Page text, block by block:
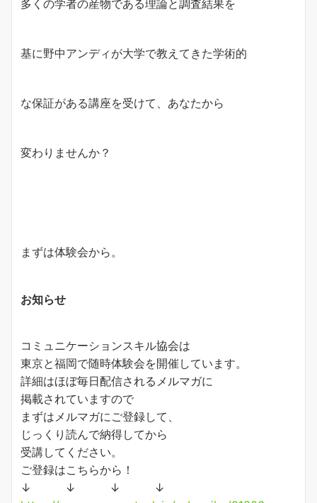
多くの学者の産物である理論と調査結果を
基に野中アンディが大学で教えてきた学術的
な保証がある講座を受けて、あなたから
変わりませんか？
まずは体験会から。
お知らせ
コミュニケーションスキル協会は
東京と福岡で随時体験会を開催しています。
詳細はほぼ毎日配信されるメルマガに
掲載されていますので
まずはメルマガにご登録して、
じっくり読んで納得してから
受講してください。
ご登録はこちらから！
↓ ↓ ↓ ↓